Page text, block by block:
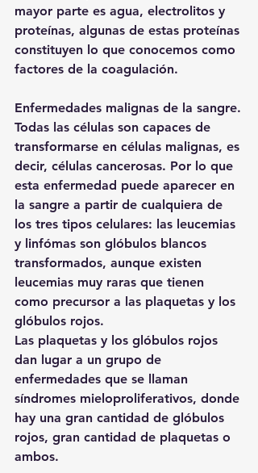
mayor parte es agua, electrolitos y
proteínas, algunas de estas proteínas
constituyen lo que conocemos como
factores de la coagulación.
Enfermedades malignas de la sangre.
Todas las células son capaces de
transformarse en células malignas, es
decir, células cancerosas. Por lo que
esta enfermedad puede aparecer en
la sangre a partir de cualquiera de
los tres tipos celulares: las leucemias
y linfómas son glóbulos blancos
transformados, aunque existen
leucemias muy raras que tienen
como precursor a las plaquetas y los
glóbulos rojos.
Las plaquetas y los glóbulos rojos
dan lugar a un grupo de
enfermedades que se llaman
síndromes mieloproliferativos, donde
hay una gran cantidad de glóbulos
rojos, gran cantidad de plaquetas o
ambos.